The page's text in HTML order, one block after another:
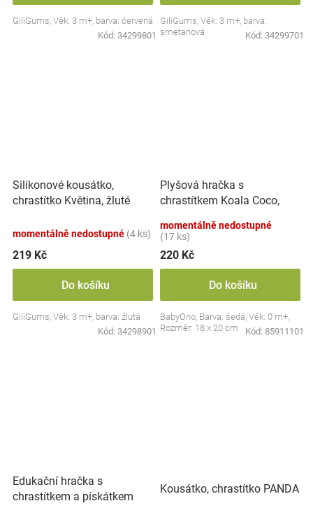
GiliGums, Věk: 3 m+, barva: červená
Kód: 34299801
GiliGums, Věk: 3 m+, barva:
smetanová
Kód: 34299701
Silikonové kousátko,
chrastítko Květina, žluté
momentálně nedostupné (4 ks)
219 Kč
Do košíku
GiliGums, Věk: 3 m+, barva: žlutá
Kód: 34298901
Plyšová hračka s
chrastítkem Koala Coco,
momentálně nedostupné
(17 ks)
220 Kč
Do košíku
BabyOno, Barva: šedá, Věk: 0 m+,
Rozměr: 18 x 20 cm
Kód: 85911101
Edukační hračka s
chrastítkem a pískátkem
Kousátko, chrastítko PANDA